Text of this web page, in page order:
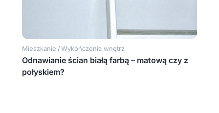
Mieszkanie / Wykończenia wnętrz
Odnawianie ścian białą farbą – matową czy z
połyskiem?